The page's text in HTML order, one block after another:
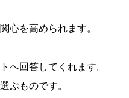
心を高められます。
へ回答してくれます。
ぶものです。